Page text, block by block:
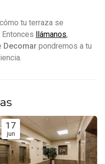
tu terraza se
llámanos,
Decomar pondremos a tu
17
jun